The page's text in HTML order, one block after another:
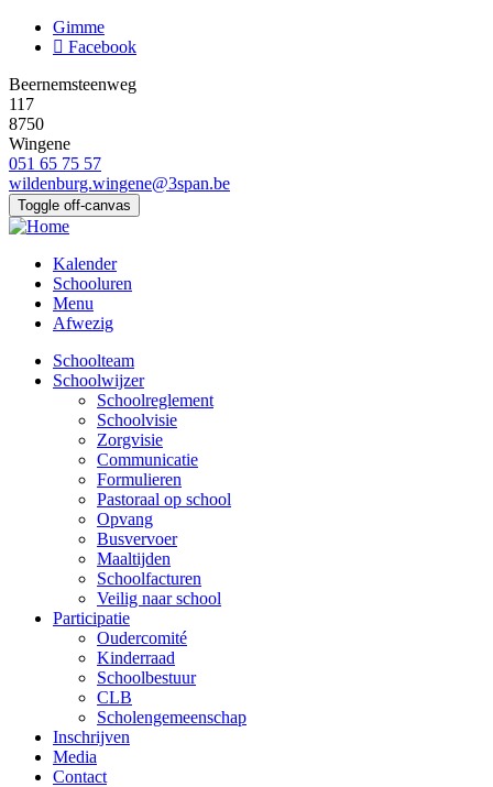
Overslaan
de
inhoud
gaan
Gimme
Facebook
Beernemsteenweg
117
8750
Wingene
051 65 75 57
wildenburg.wingene@3span.be
Toggle off-canvas
Kalender
Schooluren
Menu
Afwezig
Main
navigation
Schoolteam
Schoolwijzer
Schoolreglement
Schoolvisie
Zorgvisie
Communicatie
Formulieren
Pastoraal op school
Opvang
Busvervoer
Maaltijden
Schoolfacturen
Veilig naar school
Participatie
Oudercomité
Kinderraad
Schoolbestuur
CLB
Scholengemeenschap
Inschrijven
Media
Contact